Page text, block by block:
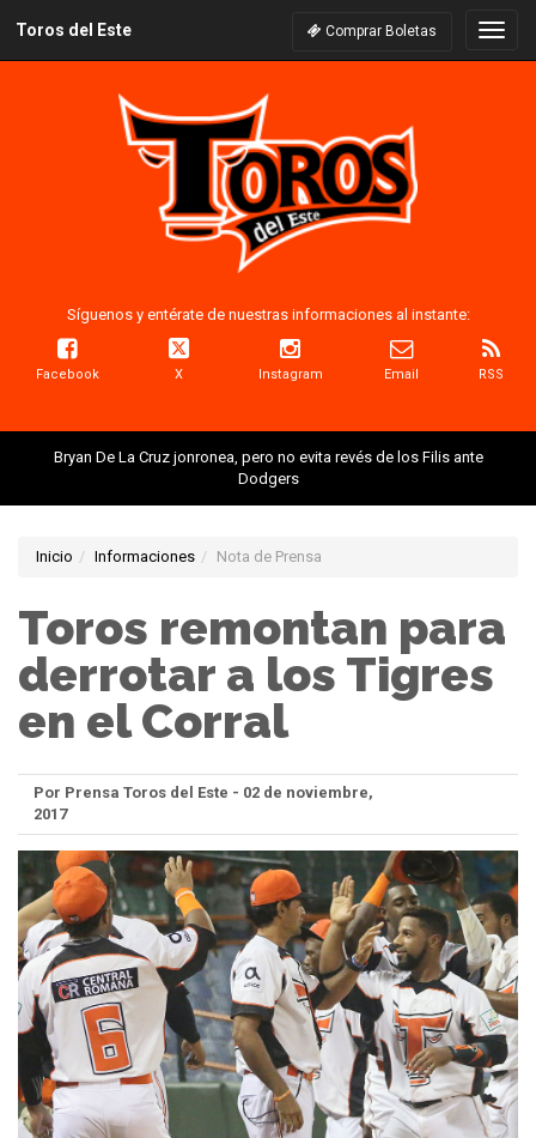
Toros del Este Comprar Boletas
Síguenos y entérate de nuestras informaciones al instante:
Facebook X Instagram Email RSS
Bryan De La Cruz jonronea, pero no evita revés de los Filis ante
Dodgers
Inicio Informaciones Nota de Prensa
Toros remontan para
derrotar a los Tigres
en el Corral
Por Prensa Toros del Este - 02 de noviembre,
2017